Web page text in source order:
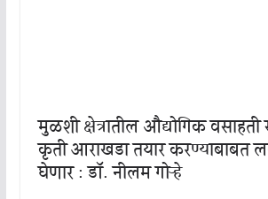
मुळशी क्षेत्रातील औद्योगिक वसाहती
कृती आराखडा तयार
घेणार : डॉ. नीलम गोऱ्हे